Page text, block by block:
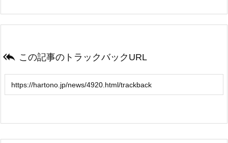
 この記事のトラックバックURL